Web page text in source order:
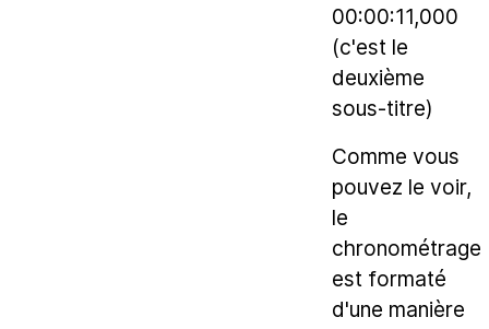
00:00:11,000
(c'est le
deuxième
sous-titre)
Comme vous
pouvez le voir,
le
chronométrage
est formaté
d'une manière